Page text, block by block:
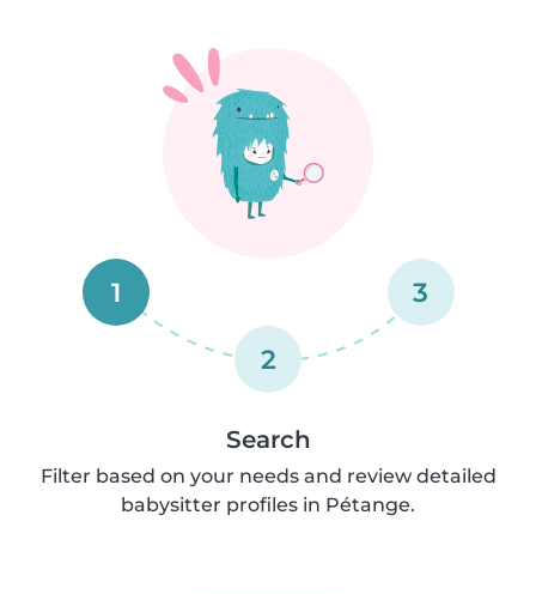
1
2
3
Search
Filter based on your needs and review detailed
babysitter profiles in Pétange.